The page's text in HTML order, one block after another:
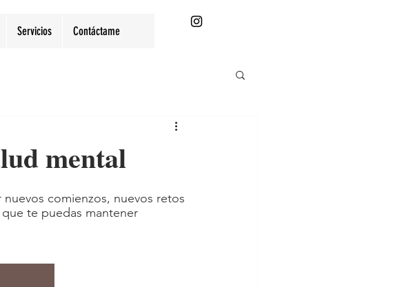
Servicios Contáctame
mental
comienzos, nuevos retos
te puedas mantener